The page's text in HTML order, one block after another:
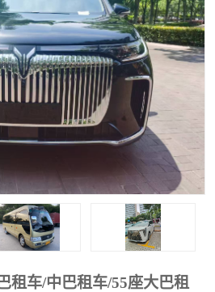
租车/中巴租车/55座大巴租